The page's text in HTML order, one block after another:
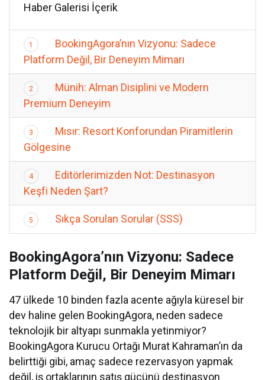
Haber Galerisi İçerik
1
BookingAgora’nın Vizyonu: Sadece
Platform Değil, Bir Deneyim Mimarı
2
Münih: Alman Disiplini ve Modern
Premium Deneyim
3
Mısır: Resort Konforundan Piramitlerin
Gölgesine
4
Editörlerimizden Not: Destinasyon
Keşfi Neden Şart?
5 Sıkça Sorulan Sorular (SSS)
BookingAgora’nın Vizyonu: Sadece
Platform Değil, Bir Deneyim Mimarı
47 ülkede 10 binden fazla acente ağıyla küresel bir
dev haline gelen BookingAgora, neden sadece
teknolojik bir altyapı sunmakla yetinmiyor?
BookingAgora Kurucu Ortağı Murat Kahraman’ın da
belirttiği gibi, amaç sadece rezervasyon yapmak
değil, iş ortaklarının satış gücünü destinasyon